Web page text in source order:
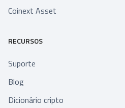
Coinext Asset
RECURSOS
Suporte
Blog
Dicionário cripto